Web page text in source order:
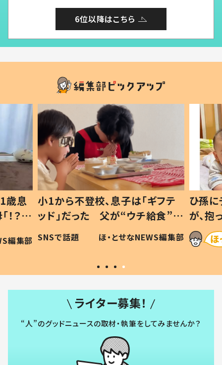
6位以降はこちら
歳息
？」
編集部
小1から不登校、息子は「ギフテ
ッド」だった 父が“ウチ給食”を
作り続ける理由とは #令和の親
#令和の子
SNSで話題 ほ・とせなNEWS編集部
ひ孫
が、
「涙が
い」
ライター募集！
“人”のグッドニュースの取材・執筆をしてみませんか？